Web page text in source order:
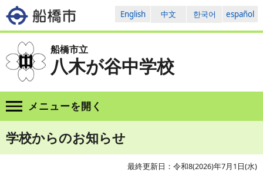
English 中文 한국어 español
船橋市立
八木が谷中学校
メニューを開く
学校からのお知らせ
最終更新日：令和8(2026)年7月1日(水)